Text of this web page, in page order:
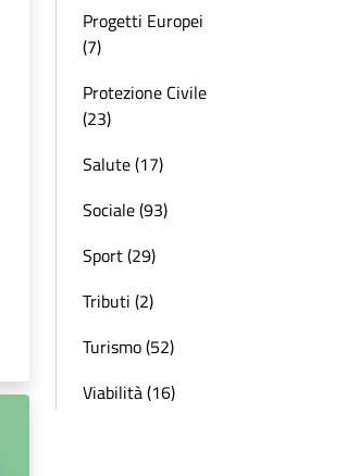
Progetti Europei
(7)
Protezione Civile
(23)
Salute (17)
Sociale (93)
Sport (29)
Tributi (2)
Turismo (52)
Viabilità (16)